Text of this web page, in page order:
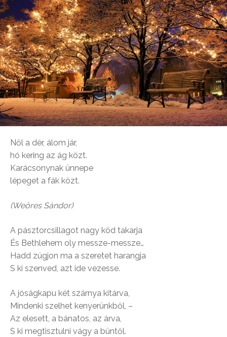
Nől a dér, álom jár,
hó kering az ág közt.
Karácsonynak ünnepe
lépeget a fák közt.
(Weöres Sándor)
A pásztorcsillagot nagy köd takarja
És Bethlehem oly messze-messze…
Hadd zúgjon ma a szeretet harangja
S ki szenved, azt ide vezesse.
A jóságkapu két szárnya kitárva,
Mindenki szelhet kenyerünkből, –
Az elesett, a bánatos, az árva,
S ki megtisztulni vágy a büntől.